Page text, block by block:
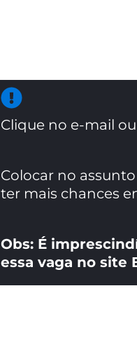
Clique no e-mail
Colocar no
ter mais chances
Obs: É
essa vaga no site